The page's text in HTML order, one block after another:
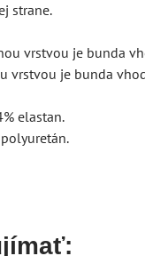
strane.
vrstvou je bunda
vrstvou je bunda
elastan.